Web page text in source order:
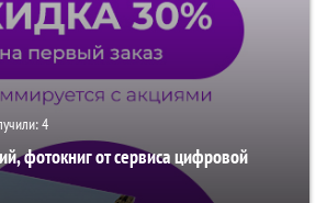
4
фотокниг от сервиса цифровой